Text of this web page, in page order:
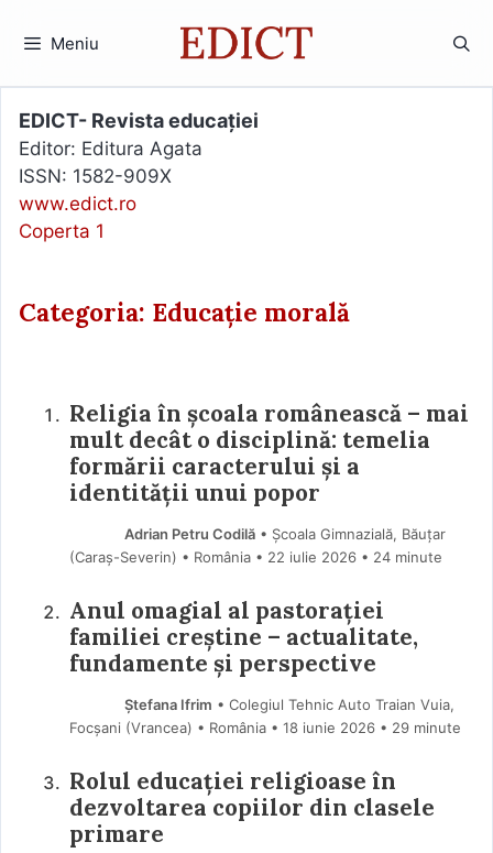
Meniu
EDICT- Revista educației
Editor: Editura Agata
ISSN: 1582-909X
www.edict.ro
Coperta 1
Categoria: Educație morală
Religia în școala românească – mai
mult decât o disciplină: temelia
formării caracterului și a
identității unui popor
Adrian Petru Codilă• Școala Gimnazială, Băuțar
(Caraş-Severin) • România
22 iulie 2026 • 24 minute
Anul omagial al pastorației
familiei creștine – actualitate,
fundamente și perspective
Ștefana Ifrim • Colegiul Tehnic Auto Traian Vuia,
Focșani (Vrancea) • România
18 iunie 2026 • 29 minute
Rolul educației religioase în
dezvoltarea copiilor din clasele
primare